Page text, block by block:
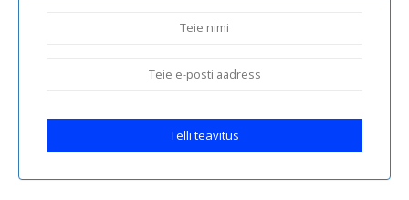
Telli teavitus